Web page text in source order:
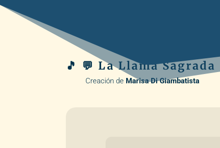
🎵 💬 La Llama
Creación de Marisa Di Giambatista